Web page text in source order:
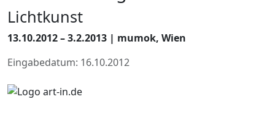
Lichtkunst
13.10.2012 – 3.2.2013 | mumok, Wien
Eingabedatum: 16.10.2012